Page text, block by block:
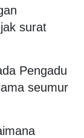
surat
Pengadu
seumur